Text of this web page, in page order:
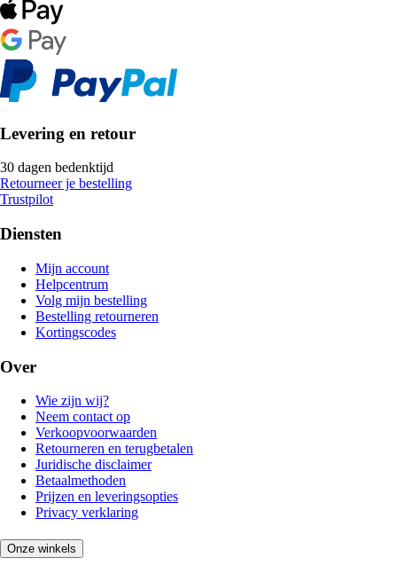
Levering en retour
30 dagen bedenktijd
Retourneer je bestelling
Trustpilot
Diensten
Mijn account
Helpcentrum
Volg mijn bestelling
Bestelling retourneren
Kortingscodes
Over
Wie zijn wij?
Neem contact op
Verkoopvoorwaarden
Retourneren en terugbetalen
Juridische disclaimer
Betaalmethoden
Prijzen en leveringsopties
Privacy verklaring
Onze winkels